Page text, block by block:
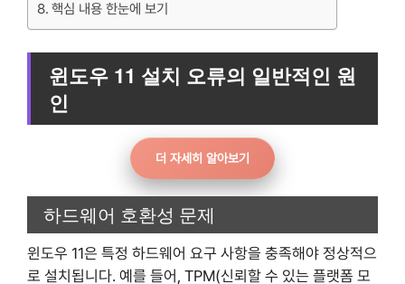
핵심 내용 한눈에 보기
윈도우 11 설치 오류의 일반적인 원
인
더 자세히 알아보기
하드웨어 호환성 문제
윈도우 11은 특정 하드웨어 요구 사항을 충족해야 정상적으
로 설치됩니다. 예를 들어, TPM(신뢰할 수 있는 플랫폼 모